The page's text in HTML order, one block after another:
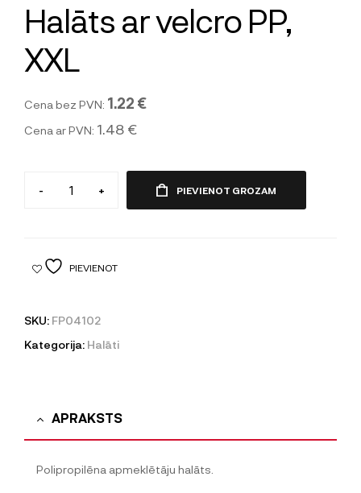
Halāts ar velcro PP,
XXL
Cena bez PVN: 1.22 €
Cena ar PVN: 1.48 €
- + PIEVIENOT GROZAM
PIEVIENOT
SKU: FP04102
Kategorija: Halāti
APRAKSTS
Polipropilēna apmeklētāju halāts.